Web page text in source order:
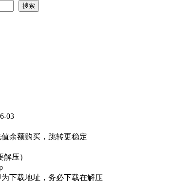
搜索
03
余额购买，跳转更稳定
压）
下载地址，务必下载在解压